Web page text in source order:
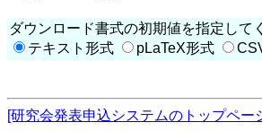
ダウンロード書式の初期値を指定して
テキスト形式
pLaTeX形式
[研究会発表申込システムのトップペー